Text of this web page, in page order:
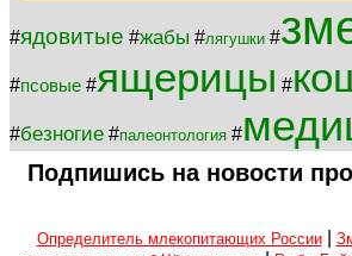
#ядовитые #жабы #лягушки #
#псовые #ящерицы #
#безногие #палеонтология #
Подпишись на новости
Определитель млекопитающих России|